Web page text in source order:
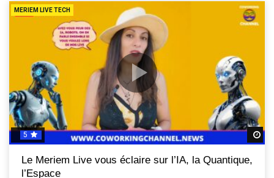
MERIEM LIVE TECH
5
Le Meriem Live vous éclaire sur l’IA, la Quantique,
l’Espace